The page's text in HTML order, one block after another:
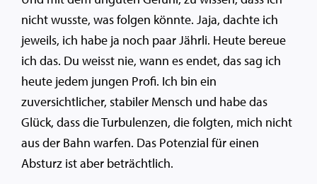
nicht wusste, was folgen könnte. Jaja, dachte ich
jeweils, ich habe ja noch paar Jährli. Heute bereue
ich das. Du weisst nie, wann es endet, das sag ich
heute jedem jungen Profi. Ich bin ein
zuversichtlicher, stabiler Mensch und habe das
Glück, dass die Turbulenzen, die folgten, mich nicht
aus der Bahn warfen. Das Potenzial für einen
Absturz ist aber beträchtlich.